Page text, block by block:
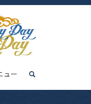
ュー search